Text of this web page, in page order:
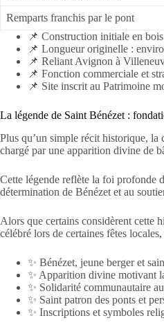
Remparts franchis par le pont
📌 Construction initiale en
📌 Longueur originelle :
📌 Reliant Avignon à
📌 Fonction commerciale et
📌 Site inscrit au Patrimoine
La légende de Saint Bénézet :
Plus qu’un simple récit historique, la
chargé par une apparition divine de
Cette légende reflète la foi profonde
détermination de Bénézet et au
Alors que certains considèrent cette
célébré lors de certaines fêtes
✨ Bénézet, jeune berger et
✨ Apparition divine motivant
✨ Solidarité communautaire
✨ Saint patron des ponts et
✨ Inscriptions et symboles